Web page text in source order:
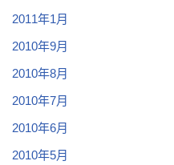
2011年1月
2010年9月
2010年8月
2010年7月
2010年6月
2010年5月